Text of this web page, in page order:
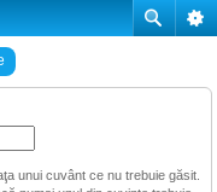
unui cuvânt ce nu trebuie găsit.